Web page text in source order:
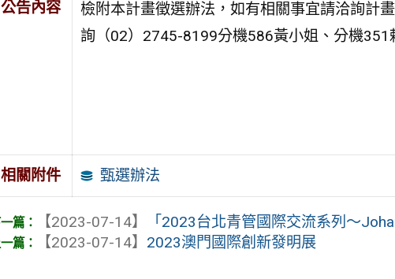
公告內容
檢附本計畫徵選辦法，如有相關事宜請洽詢計
詢（02）2745-8199分機586黃小姐、分機351
相關附件 甄選辦法
【2023-07-14】
「2023台北青管國際交流系列～
【2023-07-14】 2023澳門國際創新發明展